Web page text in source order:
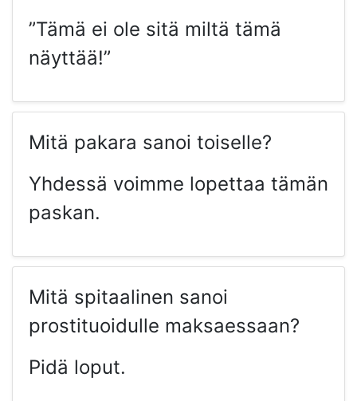
”Tämä ei ole sitä miltä tämä
näyttää!”
Mitä pakara sanoi toiselle?
Yhdessä voimme lopettaa tämän
paskan.
Mitä spitaalinen sanoi
prostituoidulle maksaessaan?
Pidä loput.